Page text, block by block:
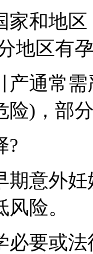
家和地
地区有
产通常
险)，部
?
期意外
险。
必要或